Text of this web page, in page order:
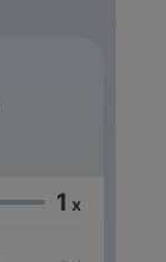
1 x